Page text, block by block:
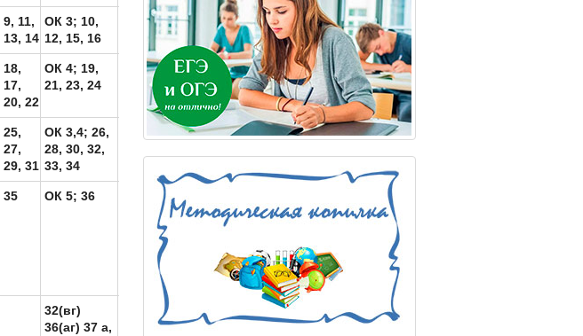
9, 11,
13, 14
ОК 3; 10,
12, 15, 16
Мур10
18,
17,
20, 22
ОК 4; 19,
21, 23, 24
Мур10
25,
27,
29, 31
ОК 3,4; 26,
28, 30, 32,
33, 34
Мур10
35 ОК 5; 36
32(вг)
36(аг) 37 а,